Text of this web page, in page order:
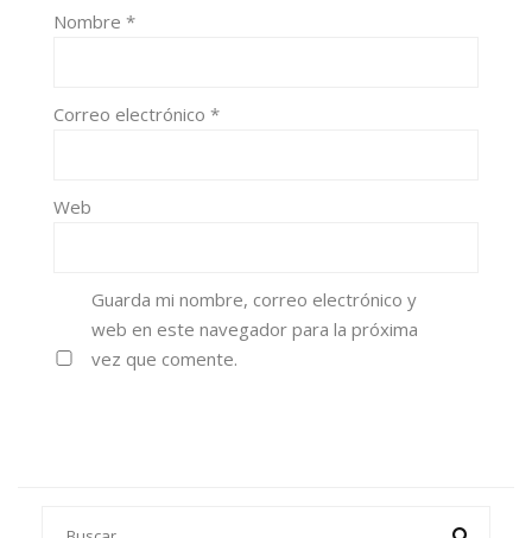
Nombre *
Correo electrónico *
Web
Guarda mi nombre, correo electrónico y
web en este navegador para la próxima
vez que comente.